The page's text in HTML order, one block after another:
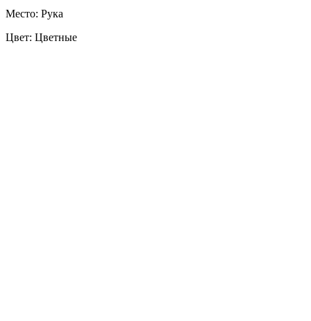
Место: Рука
Цвет: Цветные